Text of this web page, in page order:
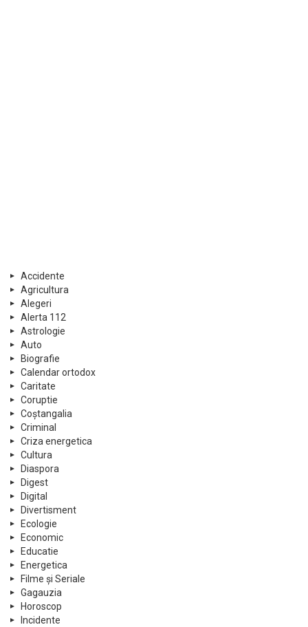
Accidente
Agricultura
Alegeri
Alerta 112
Astrologie
Auto
Biografie
Calendar ortodox
Caritate
Coruptie
Coștangalia
Criminal
Criza energetica
Cultura
Diaspora
Digest
Digital
Divertisment
Ecologie
Economic
Educatie
Energetica
Filme și Seriale
Gagauzia
Horoscop
Incidente